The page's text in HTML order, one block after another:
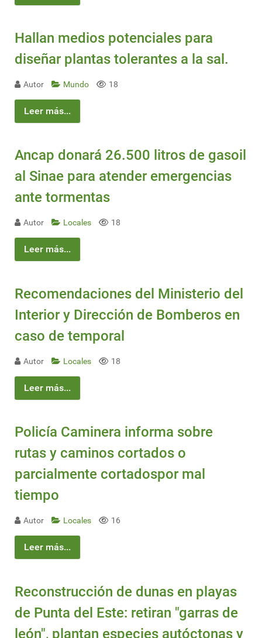
Hallan medios potenciales para
diseñar plantas tolerantes a la sal.
Autor Mundo 18
Leer más...
Ancap donará 26.500 litros de gasoil
al Sinae para atender emergencias
ante tormentas
Autor Locales 18
Leer más...
Recomendaciones del Ministerio del
Interior y Dirección de Bomberos en
caso de temporal
Autor Locales 18
Leer más...
Policía Caminera informa sobre
rutas y caminos cortados o
parcialmente cortadospor mal
tiempo
Autor Locales 16
Leer más...
Reconstrucción de dunas en playas
de Punta del Este: retiran "garras de
león", plantan especies autóctonas y